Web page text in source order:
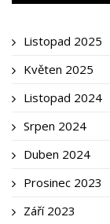
Listopad 2025
Květen 2025
Listopad 2024
Srpen 2024
Duben 2024
Prosinec 2023
Září 2023